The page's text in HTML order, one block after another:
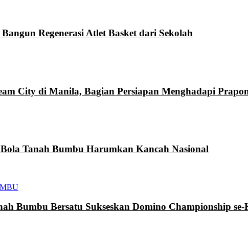
Regenerasi Atlet Basket dari Sekolah
City di Manila, Bagian Persiapan Menghadapi
Tanah Bumbu Harumkan Kancah Nasional
Bumbu Bersatu Sukseskan Domino Championship